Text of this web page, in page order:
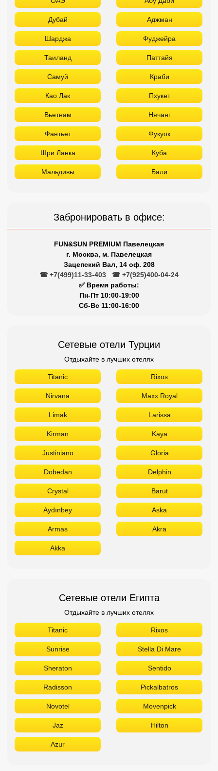
Дубай Аджман
Шарджа Фуджейра
Таиланд Паттайя
Самуй Краби
Као Лак Пхукет
Вьетнам Нячанг
Фантьет Фукуок
Шри Ланка Куба
Мальдивы Бали
Забронировать в офисе:
FUN&SUN PREMIUM Павелецкая
г. Москва, м. Павелецкая
Зацепский Вал, 14 оф. 208
☎ +7(499)11-33-403
☎ +7(925)400-04-24
✅ Время работы:
Пн-Пт 10:00-19:00
Сб-Вс 11:00-16:00
Сетевые отели Турции
Отдыхайте в лучших отелях
Titanic Rixos
Nirvana Maxx Royal
Limak Larissa
Kirman Kaya
Justiniano Gloria
Dobedan Delphin
Crystal Barut
Aydınbey Aska
Armas Akra
Akka
Сетевые отели Египта
Отдыхайте в лучших отелях
Titanic Rixos
Sunrise Stella Di Mare
Sheraton Sentido
Radisson Pickalbatros
Novotel Movenpick
Jaz Hilton
Azur